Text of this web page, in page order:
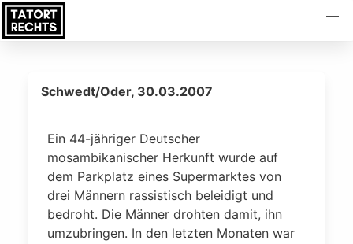
Schwedt/Oder, 30.03.2007
Ein 44-jähriger Deutscher
mosambikanischer Herkunft wurde auf
dem Parkplatz eines Supermarktes von
drei Männern rassistisch beleidigt und
bedroht. Die Männer drohten damit, ihn
umzubringen. In den letzten Monaten war